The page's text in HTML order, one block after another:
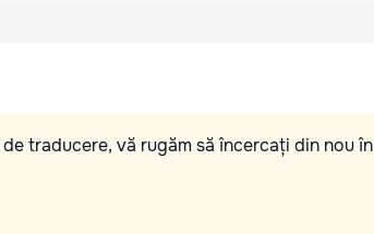
traducere, vă rugăm să încercați din nou în